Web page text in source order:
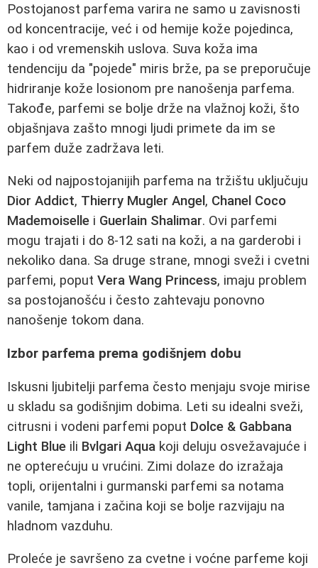
Postojanost parfema varira ne samo u zavisnosti
od koncentracije, već i od hemije kože pojedinca,
kao i od vremenskih uslova. Suva koža ima
tendenciju da "pojede" miris brže, pa se preporučuje
hidriranje kože losionom pre nanošenja parfema.
Takođe, parfemi se bolje drže na vlažnoj koži, što
objašnjava zašto mnogi ljudi primete da im se
parfem duže zadržava leti.
Neki od najpostojanijih parfema na tržištu uključuju
Dior Addict, Thierry Mugler Angel, Chanel Coco
Mademoiselle i Guerlain Shalimar. Ovi parfemi
mogu trajati i do 8-12 sati na koži, a na garderobi i
nekoliko dana. Sa druge strane, mnogi sveži i cvetni
parfemi, poput Vera Wang Princess, imaju problem
sa postojanošću i često zahtevaju ponovno
nanošenje tokom dana.
Izbor parfema prema godišnjem dobu
Iskusni ljubitelji parfema često menjaju svoje mirise
u skladu sa godišnjim dobima. Leti su idealni sveži,
citrusni i vodeni parfemi poput Dolce & Gabbana
Light Blue ili Bvlgari Aqua koji deluju osvežavajuće i
ne opterećuju u vrućini. Zimi dolaze do izražaja
topli, orijentalni i gurmanski parfemi sa notama
vanile, tamjana i začina koji se bolje razvijaju na
hladnom vazduhu.
Proleće je savršeno za cvetne i voćne parfeme koji